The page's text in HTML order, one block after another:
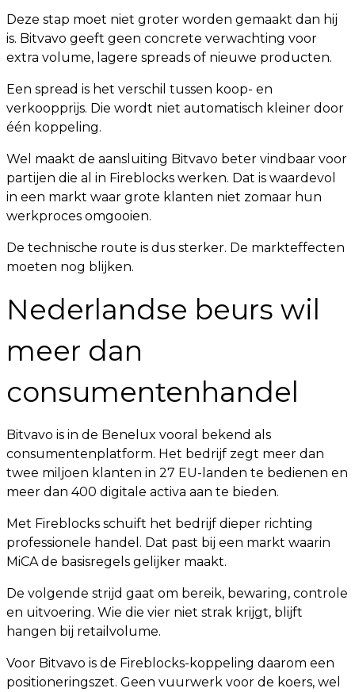
Deze stap moet niet groter worden gemaakt dan hij
is. Bitvavo geeft geen concrete verwachting voor
extra volume, lagere spreads of nieuwe producten.
Een spread is het verschil tussen koop- en
verkoopprijs. Die wordt niet automatisch kleiner door
één koppeling.
Wel maakt de aansluiting Bitvavo beter vindbaar voor
partijen die al in Fireblocks werken. Dat is waardevol
in een markt waar grote klanten niet zomaar hun
werkproces omgooien.
De technische route is dus sterker. De markteffecten
moeten nog blijken.
Nederlandse beurs wil
meer dan
consumentenhandel
Bitvavo is in de Benelux vooral bekend als
consumentenplatform. Het bedrijf zegt meer dan
twee miljoen klanten in 27 EU-landen te bedienen en
meer dan 400 digitale activa aan te bieden.
Met Fireblocks schuift het bedrijf dieper richting
professionele handel. Dat past bij een markt waarin
MiCA de basisregels gelijker maakt.
De volgende strijd gaat om bereik, bewaring, controle
en uitvoering. Wie die vier niet strak krijgt, blijft
hangen bij retailvolume.
Voor Bitvavo is de Fireblocks-koppeling daarom een
positioneringszet. Geen vuurwerk voor de koers, wel